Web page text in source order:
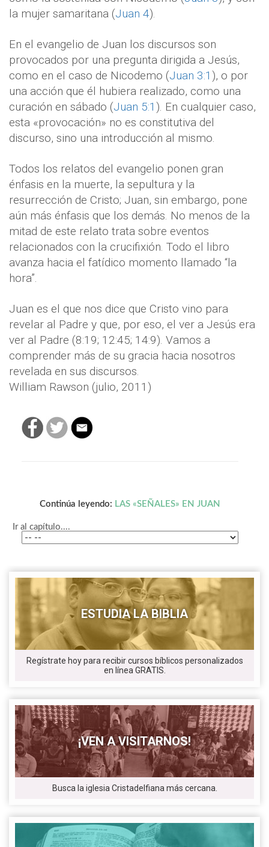
la mujer samaritana (Juan 4).
En el evangelio de Juan los discursos son
provocados por una pregunta dirigida a Jesús,
como en el caso de Nicodemo (Juan 3:1 ), o por
una acción que él hubiera realizado, como una
curación en sábado (Juan 5:1 ). En cualquier caso,
esta «provocación» no es constitutiva del
discurso, sino una introducción al mismo.
Todos los relatos del evangelio ponen gran
énfasis en la muerte, la sepultura y la
resurrección de Cristo; Juan, sin embargo, pone
aún más énfasis que los demás. No menos de la
mitad de este relato trata sobre eventos
relacionados con la crucifixión. Todo el libro
avanza hacia el fatídico momento llamado “la
hora”.
Juan es el que nos dice que Cristo vino para
revelar al Padre y que, por eso, el ver a Jesús era
ver al Padre (8:19; 12:45; 14:9). Vamos a
comprender más de su gracia hacia nosotros
revelada en sus discursos.
William Rawson (julio, 2011)
Continúa leyendo: LAS «SEÑALES» EN JUAN
Ir al capítulo....
ESTUDIA LA BIBLIA
Regístrate hoy para recibir cursos bíblicos personalizados
en línea GRATIS.
¡VEN A VISITARNOS!
Busca la iglesia Cristadelfiana más cercana.